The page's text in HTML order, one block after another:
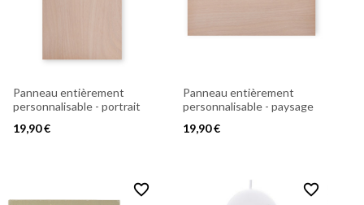
Panneau entièrement
personnalisable - portrait
19,90 €
Panneau entièrement
personnalisable - paysage
19,90 €
favorite_border favorite_border